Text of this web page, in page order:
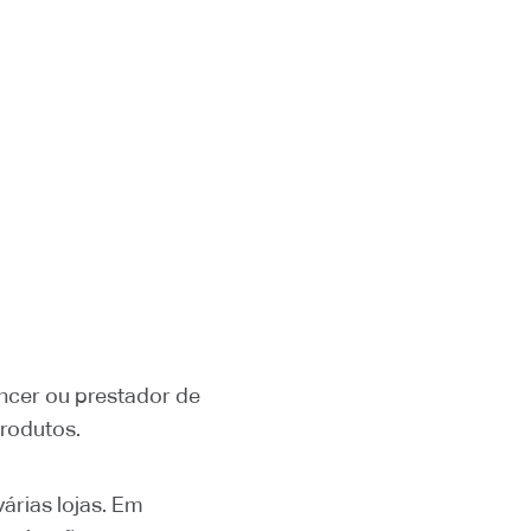
ou prestador de
lojas. Em